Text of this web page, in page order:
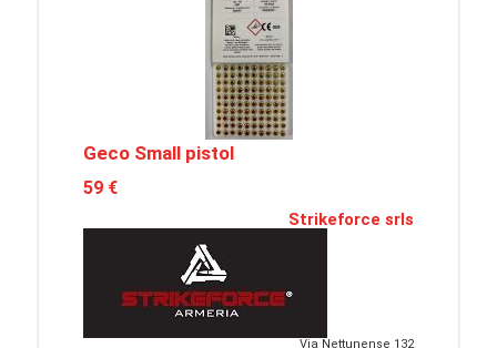
Geco Small pistol
59 €
Strikeforce srls
Via Nettunense 132